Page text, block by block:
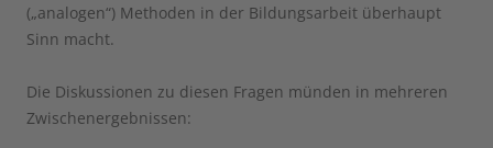
(„analogen“) Methoden in der Bildungsarbeit überhaupt
Sinn macht.
Die Diskussionen zu diesen Fragen münden in mehreren
Zwischenergebnissen: